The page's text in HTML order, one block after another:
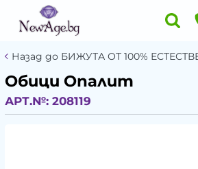
Назад до БИЖУТА ОТ 100%
Обици Опалит
АРТ.№: 208119